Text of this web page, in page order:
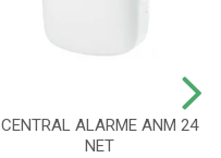
CENTRAL ALARME ANM 24
NET